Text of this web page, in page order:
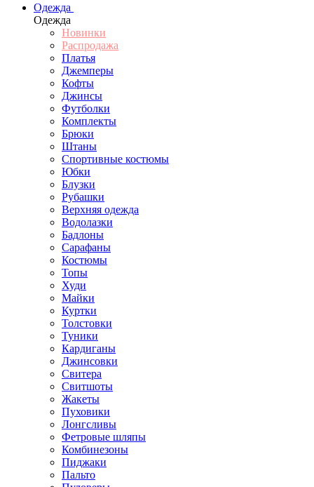
Одежда
Одежда
Новинки
Распродажа
Платья
Джемперы
Кофты
Джинсы
Футболки
Комплекты
Брюки
Штаны
Спортивные костюмы
Юбки
Блузки
Рубашки
Верхняя одежда
Водолазки
Бадлоны
Сарафаны
Костюмы
Топы
Худи
Майки
Куртки
Толстовки
Туники
Кардиганы
Джинсовки
Свитера
Свитшоты
Жакеты
Пуховики
Лонгсливы
Фетровые шляпы
Комбинезоны
Пиджаки
Пальто